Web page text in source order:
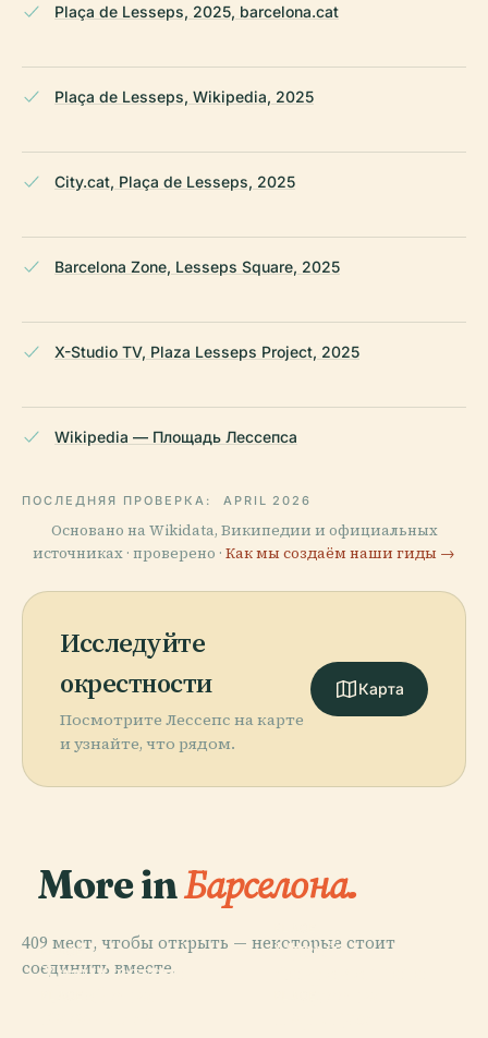
Plaça de Lesseps, 2025, barcelona.cat
Plaça de Lesseps, Wikipedia, 2025
City.cat, Plaça de Lesseps, 2025
Barcelona Zone, Lesseps Square, 2025
X-Studio TV, Plaza Lesseps Project, 2025
Wikipedia — Площадь Лессепса
ПОСЛЕДНЯЯ ПРОВЕРКА: APRIL 2026
Основано на Wikidata, Википедии и официальных
источниках · проверено · Как мы создаём наши гиды →
Исследуйте
окрестности
Посмотрите Лессепс на карте
и узнайте, что рядом.
Карта
More inБарселона.
409 мест, чтобы открыть — некоторые стоит
соединить вместе.
PLACE
Храм Святого
Музей